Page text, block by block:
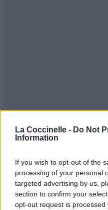
La Coccinelle - Do Not
Information
If you wish to opt-out of the
processing of your personal
targeted advertising by us,
section to confirm your
opt-out request is
Publié par
mars 2004 à 13h17.
Chanteurs :